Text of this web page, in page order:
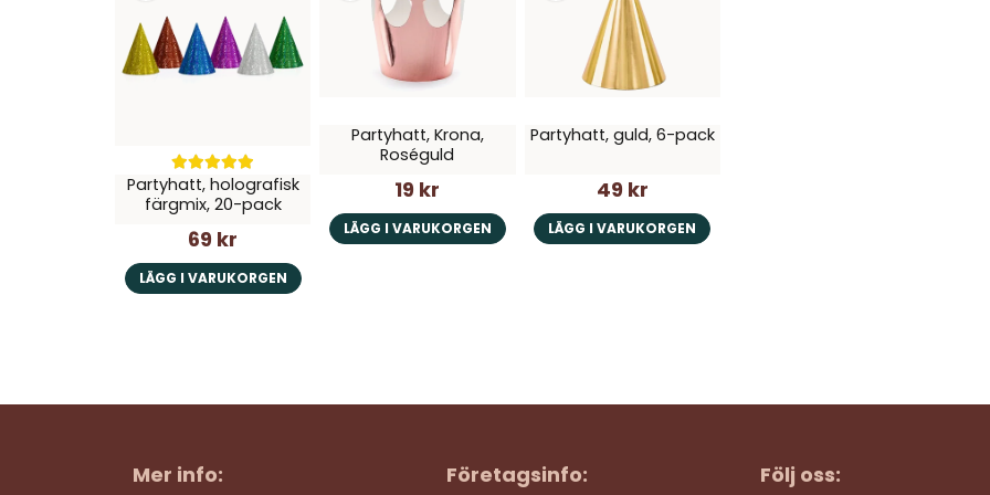
Partyhatt, holografisk
färgmix, 20-pack
69 kr
LÄGG I VARUKORGEN
Partyhatt, Krona,
Roséguld
19 kr
LÄGG I VARUKORGEN
Partyhatt, guld, 6-pack
49 kr
LÄGG I VARUKORGEN
Mer info: Företagsinfo: Följ oss: